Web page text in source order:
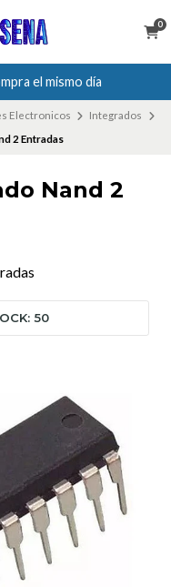
0
el mismo día
Electronicos
Integrados
2 Entradas
Nand 2
50